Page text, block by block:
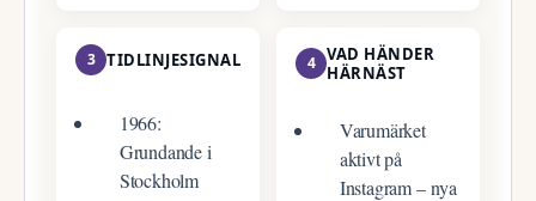
3 TIDLINJESIGNAL
1966:
Grundande i
Stockholm
4 VAD HÄNDER
HÄRNÄST
Varumärket
aktivt på
Instagram – nya